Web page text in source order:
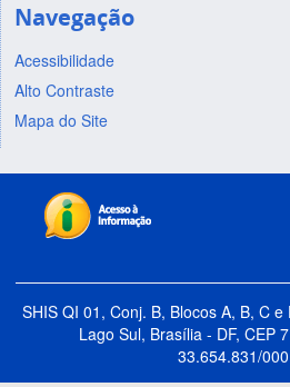
Navegação
Acessibilidade
Alto Contraste
Mapa do Site
SHIS QI 01, Conj. B, Blocos A, B, C
Lago Sul, Brasília - DF, CEP
33.654.831/